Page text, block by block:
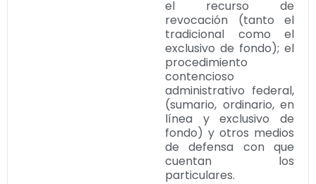
el recurso de
revocación (tanto el
tradicional como el
exclusivo de fondo); el
procedimiento
contencioso
administrativo federal,
(sumario, ordinario, en
línea y exclusivo de
fondo) y otros medios
de defensa con que
cuentan los
particulares.